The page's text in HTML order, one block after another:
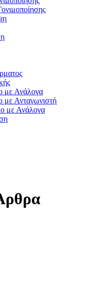
με Ανάλογα
Ανταγωνιστή
με Ανάλογα